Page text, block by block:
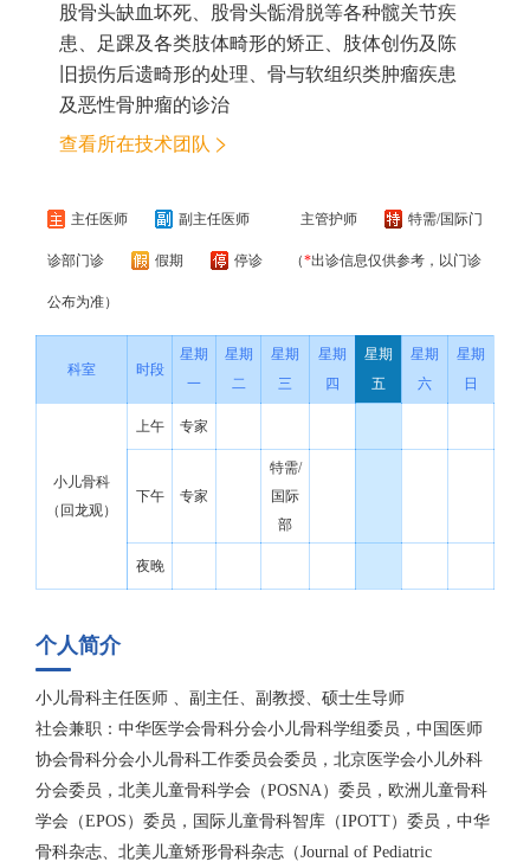
股骨头缺血坏死、股骨头骺滑脱等各种髋关节疾
患、足踝及各类肢体畸形的矫正、肢体创伤及陈
旧损伤后遗畸形的处理、骨与软组织类肿瘤疾患
及恶性骨肿瘤的诊治
查看所在技术团队
主任医师 副主任医师 主管护师 特需/国际门
诊部门诊 假期 停诊 （*出诊信息仅供参考，以门诊
公布为准）
科室 时段
星期
一
星期
二
星期
三
星期
四
星期
五
星期
六
星期
日
小儿骨科
（回龙观）
上午 专家
下午 专家
特需/
国际
部
夜晚
个人简介
小儿骨科主任医师 、副主任、副教授、硕士生导师
社会兼职：中华医学会骨科分会小儿骨科学组委员，中国医师
协会骨科分会小儿骨科工作委员会委员，北京医学会小儿外科
分会委员，北美儿童骨科学会（POSNA）委员，欧洲儿童骨科
学会（EPOS）委员，国际儿童骨科智库（IPOTT）委员，中华
骨科杂志、北美儿童矫形骨科杂志（Journal of Pediatric